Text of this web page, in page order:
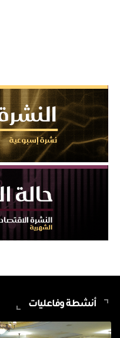
أنشطة وفاعليات